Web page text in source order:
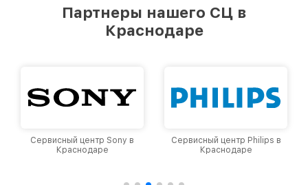
лучшим сервисным центром LG в городе
Краснодаре, постоянно повышая уровень
Партнеры нашего СЦ в
Краснодаре
Сервисный центр Sony в
Краснодаре
Сервисный центр Philips в
Краснодаре